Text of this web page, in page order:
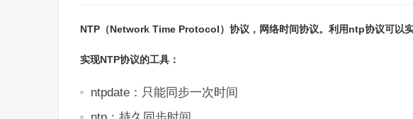
NTP（Network Time Protocol）协议，网络时间协议。利用ntp协议可以实
实现NTP协议的工具：
ntpdate：只能同步一次时间